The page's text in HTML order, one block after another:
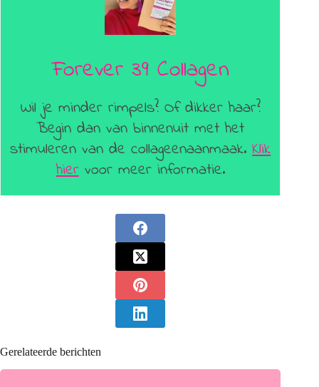
Forever 39 Collagen
Wil je minder rimpels? Of dikker haar?
Begin dan van binnenuit met het
stimuleren van de collageenaanmaak.Klik
hiervoor meer informatie.
Gerelateerde berichten